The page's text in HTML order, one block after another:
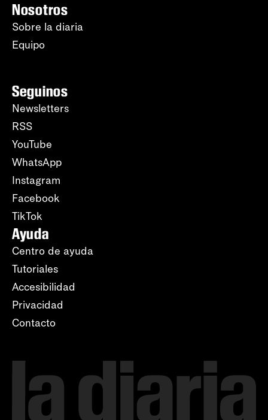
Nosotros
Sobre la diaria
Equipo
Seguinos
Newsletters
RSS
YouTube
WhatsApp
Instagram
Facebook
TikTok
Ayuda
Centro de ayuda
Tutoriales
Accesibilidad
Privacidad
Contacto